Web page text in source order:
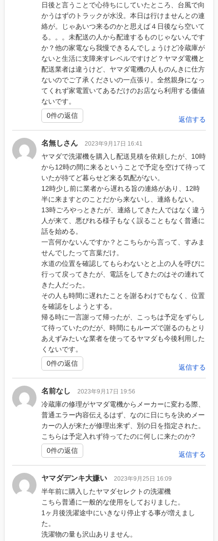
日後と言うことで心待ちにしていたところ、台風で向
かうはずのトラックが水没。本日は行けませんとの連
絡が。じゃあいつ来るのかと思えば４日後なら空いて
る。。。未配送の人から配達するものじゃないんです
か？他の家電なら我慢できるんでしょうけど冷蔵庫が
ないと生活に支障来すレベルですけど？ヤマダ電機と
配送業者は違うけど、ヤマダ電機の人ものんきに仕方
ないのでご了承くださいの一点張り。全然親身になっ
てくれず家電置いてあるだけのお店なら利用する価値
ないです。
返信する
0件の返信
名無しさん 2023年9月17日 16:41
ヤマダで洗濯機を購入し配送見積を依頼したが、10時
から12時の間に来るということで予定を空けて待って
いたが待てど暮らせど来る気配がない。
12時少し前に業者から遅れる旨の連絡があり、12時
半に来ますとのことだから来ないし、連絡もない。
13時ごろやっときたが、連絡してきた人ではなく違う
人が来て、悪びれる様子もなく誤ることもなく普通に
話を始める。
一言何かないんですか？とこちらから言って、すみま
せんでしたって言葉だけ。
水道の位置を確認してもらわないとと上の人を呼びに
行って戻ってきたが、電話をしてきたのはその連れて
きた人だった。
その人も時間に遅れたことを謝るわけでもなく、位置
を確認をしようとする。
帰る時に一言謝って帰ったが、こっちは予定をずらし
て待っていたのだが、時間にもルーズで謝るのもとり
あえずみたいな業者を使ってるヤマダも今後利用した
くないです。
返信する
0件の返信
名前なし 2023年9月17日 19:56
冷蔵庫の修理がヤマダ電機からメーカーに変わる際、
普通エラー内容伝えるはず、なのに日にちを決めメー
カーの人が来たが修理出来ず、別の日を指定された。
こちらは予定入れず待ってたのに何しに来たのか?
返信する
0件の返信
ヤマダデンキ大嫌い 2023年9月25日 16:09
半年前に購入したヤマダセレクトの洗濯機
こちら普通に一般的な使用をしておりました。
1ヶ月後洗濯途中にいきなり停止する事が増えまし
た。
洗濯物の量も沢山ありません。